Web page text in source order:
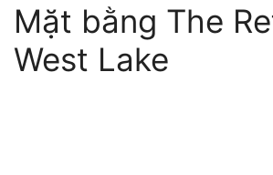
Mặt bằng The
West Lake